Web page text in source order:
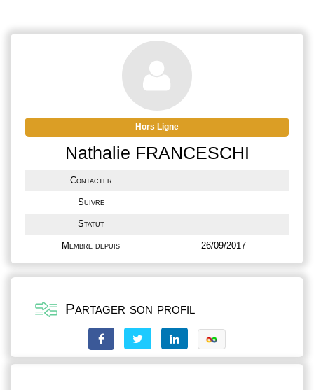
Corse du Sud, surplombant le fleuve et à
moins de 400 m de la plage, la Résidence
Capu Seninu propose 20 appartements du
studio au T3, entièrement rénovés en 2015.
Hors Ligne
Nathalie FRANCESCHI
Contacter
Suivre
Statut
Membre depuis 26/09/2017
Partager son profil